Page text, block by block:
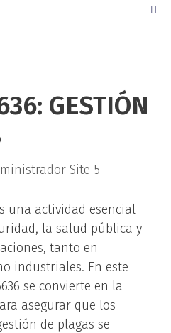
GESTIÓN
Site 5
una actividad esencial
la salud pública y
tanto en
industriales. En este
se convierte en la
asegurar que los
de plagas se